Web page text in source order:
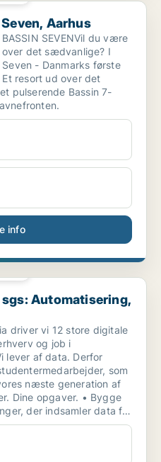
Aarhus
BASSIN SEVENVil du være
det sædvanlige? I
- Danmarks første
resort ud over det
pulserende Bassin 7-
info
AI og cra...
Automatisering,
driver vi 12 store digitale
og job i
lever af data. Derfor
som
næste generation af
Dine opgaver. • Bygge
der indsamler data fra